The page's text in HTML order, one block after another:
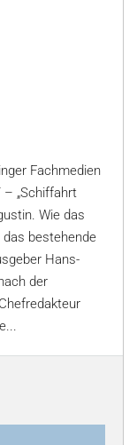
Fachmedien
– „Schiffahrt
Wie das
bestehende
Hans-
der